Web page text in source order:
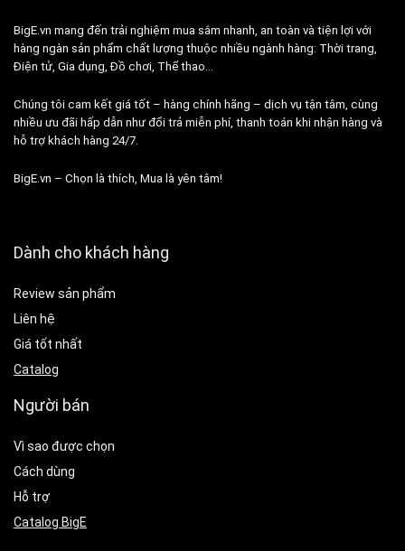
BigE.vn mang đến trải nghiệm mua sắm nhanh, an toàn và tiện lợi với
hàng ngàn sản phẩm chất lượng thuộc nhiều ngành hàng: Thời trang,
Điện tử, Gia dụng, Đồ chơi, Thể thao…
Chúng tôi cam kết giá tốt – hàng chính hãng – dịch vụ tận tâm, cùng
nhiều ưu đãi hấp dẫn như đổi trả miễn phí, thanh toán khi nhận hàng và
hỗ trợ khách hàng 24/7.
BigE.vn – Chọn là thích, Mua là yên tâm!
Dành cho khách hàng
Review sản phẩm
Liên hệ
Giá tốt nhất
Catalog
Người bán
Vì sao được chọn
Cách dùng
Hỗ trợ
Catalog BigE